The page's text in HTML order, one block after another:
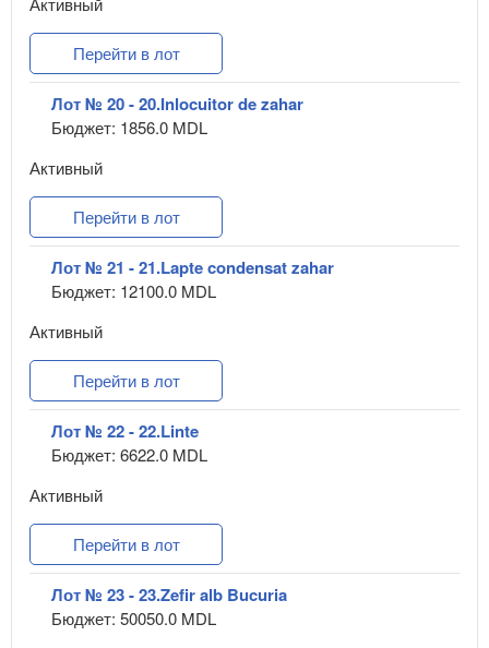
Перейти в лот
Лот № 20 - 20.Inlocuitor de zahar
Бюджет: 1856.0 MDL
Активный
Перейти в лот
Лот № 21 - 21.Lapte condensat zahar
Бюджет: 12100.0 MDL
Активный
Перейти в лот
Лот № 22 - 22.Linte
Бюджет: 6622.0 MDL
Активный
Перейти в лот
Лот № 23 - 23.Zefir alb Bucuria
Бюджет: 50050.0 MDL